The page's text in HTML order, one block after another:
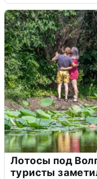
Лотосы под
туристы